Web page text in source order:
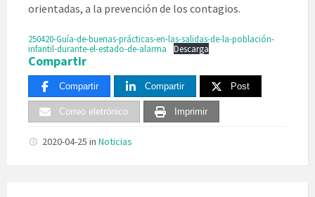
orientadas, a la prevención de los contagios.
250420-Guía-de-buenas-prácticas-en-las-salidas-de-la-población-
infantil-durante-el-estado-de-alarma
Descarga
Compartir
Compartir Compartir Post
Correo eletrónico Imprimir
2020-04-25 in Noticias